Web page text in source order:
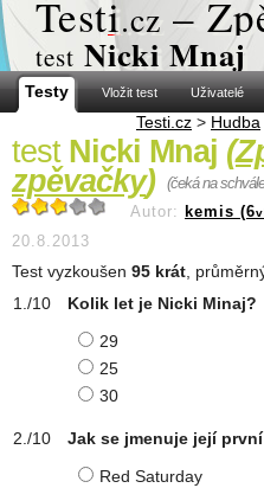
Testi.cz –
test Nicki Mnaj
Testy Vložit test Uživatelé
Testi.cz > Hudba
test Nicki Mnaj (
zpěvačky) (čeká na
Autor: kemis (6
20.8.2013
Test vyzkoušen 95 krát,
Kolik let je Nicki Minaj?
29
25
30
Jak se jmenuje její
Red Saturday